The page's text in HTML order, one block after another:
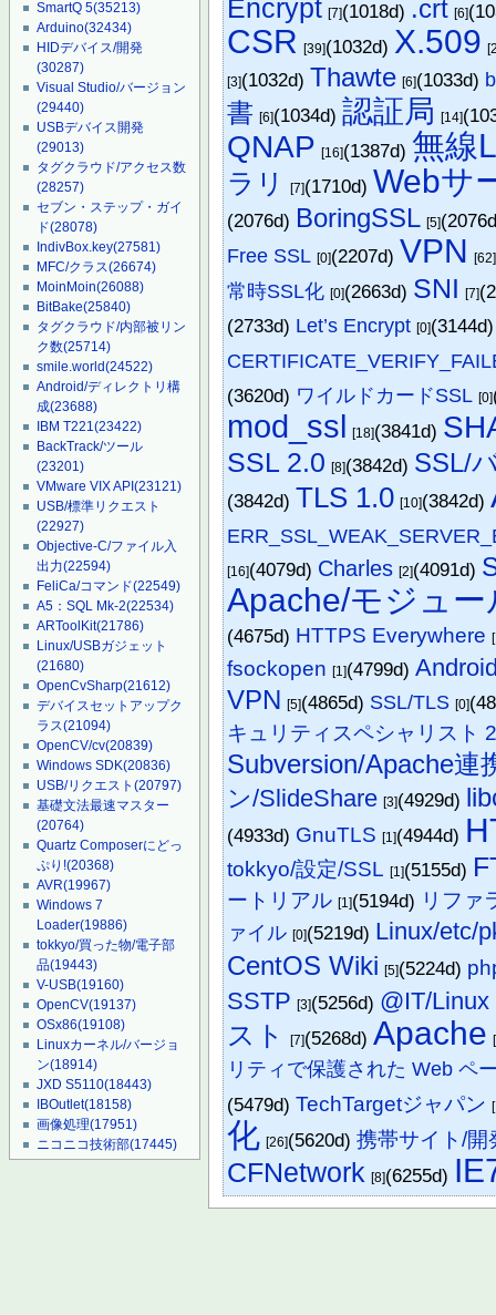
SmartQ 5(35213)
Arduino(32434)
HIDデバイス/開発
(30287)
Visual Studio/バージョン
(29440)
USBデバイス開発
(29013)
タグクラウド/アクセス数
(28257)
セブン・ステップ・ガイ
ド(28078)
IndivBox.key(27581)
MFC/クラス(26674)
MoinMoin(26088)
BitBake(25840)
タグクラウド/内部被リン
ク数(25714)
smile.world(24522)
Android/ディレクトリ構
成(23688)
IBM T221(23422)
BackTrack/ツール
(23201)
VMware VIX API(23121)
USB/標準リクエスト
(22927)
Objective-C/ファイル入
出力(22594)
FeliCa/コマンド(22549)
A5：SQL Mk-2(22534)
ARToolKit(21786)
Linux/USBガジェット
(21680)
OpenCvSharp(21612)
デバイスセットアップク
ラス(21094)
OpenCV/cv(20839)
Windows SDK(20836)
USB/リクエスト(20797)
基礎文法最速マスター
(20764)
Quartz Composerにどっ
ぷり!(20368)
AVR(19967)
Windows 7
Loader(19886)
tokkyo/買った物/電子部
品(19443)
V-USB(19160)
OpenCV(19137)
OSx86(19108)
Linuxカーネル/バージョ
ン(18914)
JXD S5110(18443)
IBOutlet(18158)
画像処理(17951)
ニコニコ技術部(17445)
Encrypt [7](1018d) .crt [6]
CSR [39](1032d) X.509
[3](1032d) Thawte [6](1033d)
書 [6](1034d)認証局 [14]
QNAP [16](1387d) 無線
ラリ [7](1710d) Webサ
(2076d) BoringSSL [5]
Free SSL [0](2207d) VPN [62]
常時SSL化 [0](2663d) SNI [7]
(2733d) Let’s Encrypt [0]
(3620d) ワイルドカードSSL [0]
mod_ssl [18](3841d)
SSL 2.0 [8](3842d) SSL/
(3842d) TLS 1.0 [10](3842d)
[16](4079d) Charles [2](4091d)
Apache/モジュー
(4675d) HTTPS Everywhere
fsockopen [1](4799d)
VPN [5](4865d) SSL/TLS [0]
キュリティスペシャリスト
Subversion/Apache連
ン/SlideShare [3](4929d)
(4933d) GnuTLS [1](4944d)
tokkyo/設定/SSL [1](5155d)
ートリアル [1](5194d) リファ
ァイル [0](5219d) Linux/etc/
CentOS Wiki [5](5224d)
SSTP [3](5256d) @IT/
スト [7](5268d)Apache
リティで保護された Web ペ
(5479d)TechTargetジャパン
化 [26](5620d)携帯サイト/開
CFNetwork [8](6255d)